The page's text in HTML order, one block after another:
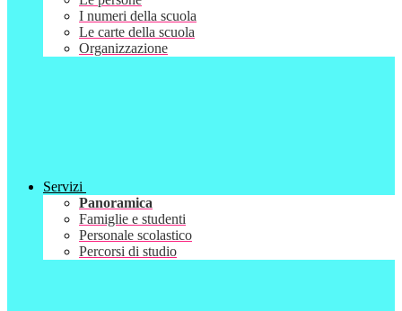
I numeri della scuola
Le carte della scuola
Organizzazione
Servizi
Panoramica
Famiglie e studenti
Personale scolastico
Percorsi di studio